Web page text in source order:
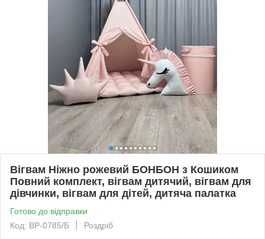
Вігвам Ніжно рожевий БОНБОН з Кошиком
Повний комплект, вігвам дитячий, вігвам для
дівчинки, вігвам для дітей, дитяча палатка
Готово до відправки
Код: ВР-0785/Б
Роздріб